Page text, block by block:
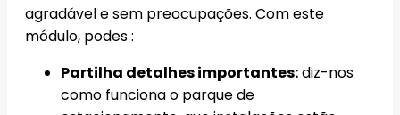
agradável e sem preocupações. Com este
módulo, podes :
Partilha detalhes importantes:diz-nos
como funciona o parque de